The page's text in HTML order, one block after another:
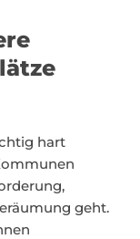
hart
geht.